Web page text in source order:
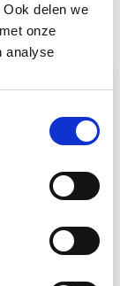
delen we
onze
analyse
&